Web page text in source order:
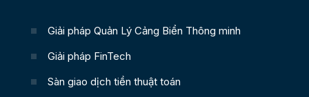
Giải pháp Quản Lý Cảng Biển Thông minh
Giải pháp FinTech
Sàn giao dịch tiền thuật toán